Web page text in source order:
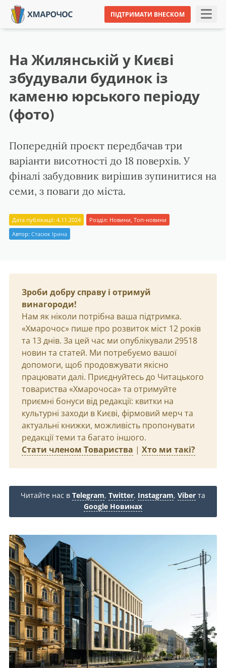
ПІДТРИМАТИ ВНЕСКОМ
На Жилянській у Києві
збудували будинок із
каменю юрського періоду
(фото)
Попередній проєкт передбачав три
варіанти висотності до 18 поверхів. У
фіналі забудовник вирішив зупинитися на
семи, з поваги до міста.
Дата публікації: 4.11.2024 Розділ: Новини, Топ-новини
Автор: Стасюк Ірина
Зроби добру справу і отримуй
винагороди!
Нам як ніколи потрібна ваша підтримка.
«Хмарочос» пише про розвиток міст 12 років
та 13 днів. За цей час ми опублікували 29518
новин та статей. Ми потребуємо вашої
допомоги, щоб продовжувати якісно
працювати далі. Приєднуйтесь до Читацького
товариства «Хмарочоса» та отримуйте
приємні бонуси від редакції: квитки на
культурні заходи в Києві, фірмовий мерч та
актуальні книжки, можливість пропонувати
редакції теми та багато іншого.
Стати членом Товариства | Хто ми такі?
Читайте нас в Telegram, Twitter, Instagram, Viber та
Google Новинах